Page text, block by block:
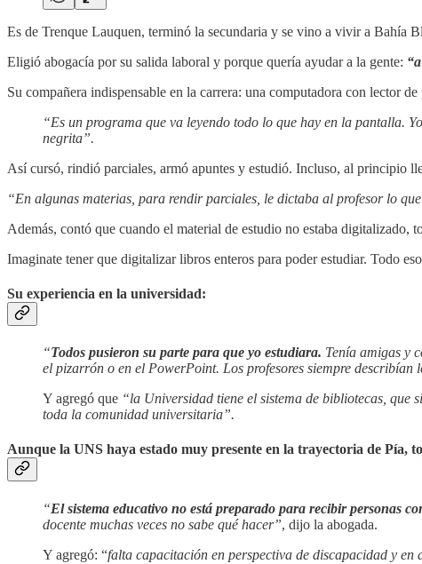
Es de Trenque Lauquen, terminó la secundaria y se vino a vivir a Bahía
Eligió abogacía por su salida laboral y porque quería ayudar a la gente:
Su compañera indispensable en la carrera: una computadora con lector de
“Es un programa que va leyendo todo lo que hay en la pantalla.
negrita”.
Así cursó, rindió parciales, armó apuntes y estudió. Incluso, al principio
“En algunas materias, para rendir parciales, le dictaba al profesor lo
Además, contó que cuando el material de estudio no estaba digitalizado,
Imaginate tener que digitalizar libros enteros para poder estudiar. Todo
Su experiencia en la universidad:
“Todos pusieron su parte para que yo estudiara. Tenía amigas y
el pizarrón o en el PowerPoint. Los profesores siempre describían
Y agregó que “la Universidad tiene el sistema de bibliotecas, que
toda la comunidad universitaria”.
Aunque la UNS haya estado muy presente en la trayectoria de Pía,
“El sistema educativo no está preparado para recibir personas
docente muchas veces no sabe qué hacer”, dijo la abogada.
Y agregó: “falta capacitación en perspectiva de discapacidad y